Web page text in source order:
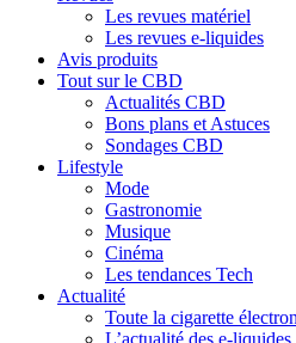
Les revues matériel
Les revues e-liquides
Avis produits
Tout sur le CBD
Actualités CBD
Bons plans et Astuces
Sondages CBD
Lifestyle
Mode
Gastronomie
Musique
Cinéma
Les tendances Tech
Actualité
Toute la cigarette
L’actualité des e-liquides